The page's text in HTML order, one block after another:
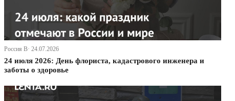
Россия В· 24.07.2026
24 июля 2026: День флориста, кадастрового инженера и
заботы о здоровье